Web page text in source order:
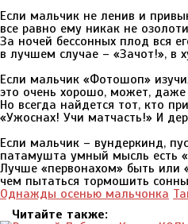
Если мальчик не ленив и
все равно ему никак не
За ночей бессонных плод вся
в лучшем случае – «Зачот!», в
Если мальчик «Фотошоп»
это очень хорошо, может,
Но всегда найдется тот, кто
«Ужоснах! Учи матчасть!» И
Если мальчик – вундеркинд,
патамушта умный мысль есть
Лучше «первонахом» быть или
чем пытаться тормошить
Однажды осенью мальчонка
Читайте также: